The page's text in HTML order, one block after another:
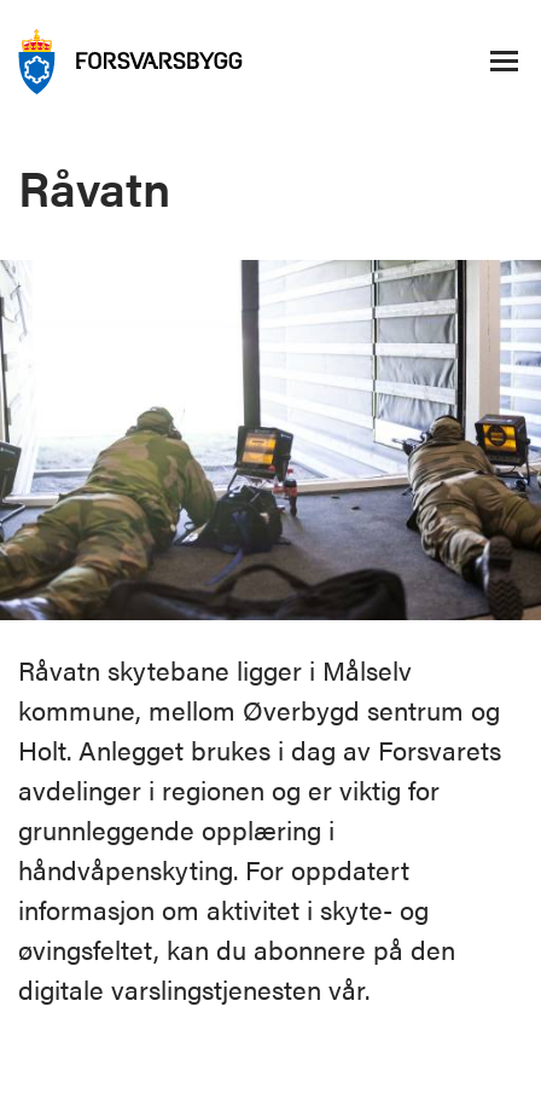
Råvatn
Råvatn skytebane ligger i Målselv
kommune, mellom Øverbygd sentrum og
Holt. Anlegget brukes i dag av Forsvarets
avdelinger i regionen og er viktig for
grunnleggende opplæring i
håndvåpenskyting. For oppdatert
informasjon om aktivitet i skyte- og
øvingsfeltet, kan du abonnere på den
digitale varslingstjenesten vår.